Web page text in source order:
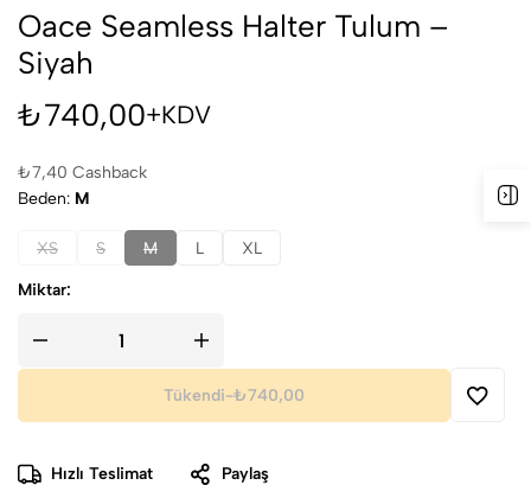
Oace Seamless Halter Tulum –
Siyah
₺740,00+KDV
₺7,40 Cashback
Beden M
XS S M L XL
Miktar:
Tükendi-₺740,00
Hızlı Teslimat Paylaş